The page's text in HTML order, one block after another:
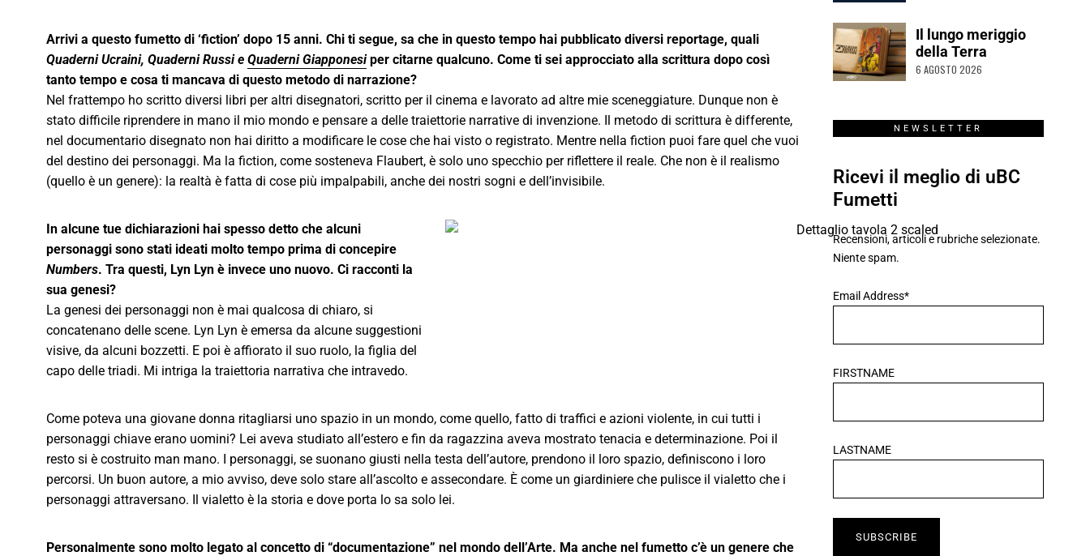
Arrivi a questo fumetto di ‘fiction’ dopo 15 anni. Chi ti segue, sa che in questo tempo hai pubblicato diversi reportage, quali
Quaderni Ucraini, Quaderni Russi e Quaderni Giapponesiper citarne qualcuno. Come ti sei approcciato alla scrittura dopo così
tanto tempo e cosa ti mancava di questo metodo di narrazione?
Nel frattempo ho scritto diversi libri per altri disegnatori, scritto per il cinema e lavorato ad altre mie sceneggiature. Dunque non è
stato difficile riprendere in mano il mio mondo e pensare a delle traiettorie narrative di invenzione. Il metodo di scrittura è differente,
nel documentario disegnato non hai diritto a modificare le cose che hai visto o registrato. Mentre nella fiction puoi fare quel che vuoi
del destino dei personaggi. Ma la fiction, come sosteneva Flaubert, è solo uno specchio per riflettere il reale. Che non è il realismo
(quello è un genere): la realtà è fatta di cose più impalpabili, anche dei nostri sogni e dell’invisibile.
In alcune tue dichiarazioni hai spesso detto che alcuni
personaggi sono stati ideati molto tempo prima di concepire
Numbers. Tra questi, Lyn Lyn è invece uno nuovo. Ci racconti la
sua genesi?
La genesi dei personaggi non è mai qualcosa di chiaro, si
concatenano delle scene. Lyn Lyn è emersa da alcune suggestioni
visive, da alcuni bozzetti. E poi è affiorato il suo ruolo, la figlia del
capo delle triadi. Mi intriga la traiettoria narrativa che intravedo.
Come poteva una giovane donna ritagliarsi uno spazio in un mondo, come quello, fatto di traffici e azioni violente, in cui tutti i
personaggi chiave erano uomini? Lei aveva studiato all’estero e fin da ragazzina aveva mostrato tenacia e determinazione. Poi il
resto si è costruito man mano. I personaggi, se suonano giusti nella testa dell’autore, prendono il loro spazio, definiscono i loro
percorsi. Un buon autore, a mio avviso, deve solo stare all’ascolto e assecondare. È come un giardiniere che pulisce il vialetto che i
personaggi attraversano. Il vialetto è la storia e dove porta lo sa solo lei.
Personalmente sono molto legato al concetto di “documentazione” nel mondo dell’Arte. Ma anche nel fumetto c’è un genere che
Il lungo meriggio
della Terra
6 AGOSTO 2026
NEWSLETTER
Ricevi il meglio di uBC
Fumetti
Recensioni, articoli e rubriche selezionate.
Niente spam.
Email Address*
FIRSTNAME
LASTNAME